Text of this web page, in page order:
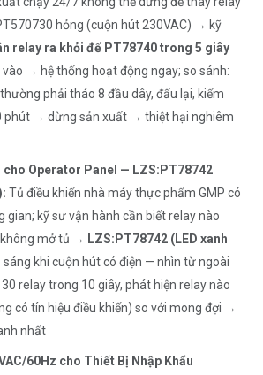
hỏng (cuộn hút 230VAC) → kỹ
relay ra khỏi đế PT78740 trong 5 giây
→ hệ thống hoạt động ngay; so sánh:
phải tháo 8 đầu dây, đấu lại, kiểm
→ dừng sản xuất → thiệt hại nghiêm
cho Operator Panel — LZS:PT78742
Tủ điều khiển nhà máy thực phẩm GMP có
gian; kỹ sư vận hành cần biết relay nào
mở tủ → LZS:PT78742 (LED xanh
sáng khi cuộn hút có điện — nhìn từ ngoài
relay trong 10 giây, phát hiện relay nào
có tín hiệu điều khiển) so với mong đợi →
nhất
60Hz cho Thiết Bị Nhập Khẩu